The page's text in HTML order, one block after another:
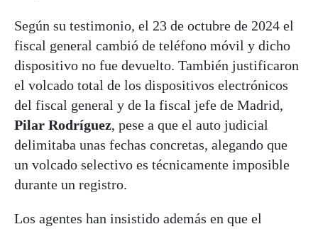
Según su testimonio, el 23 de octubre de 2024 el
fiscal general cambió de teléfono móvil y dicho
dispositivo no fue devuelto. También justificaron
el volcado total de los dispositivos electrónicos
del fiscal general y de la fiscal jefe de Madrid,
Pilar Rodríguez, pese a que el auto judicial
delimitaba unas fechas concretas, alegando que
un volcado selectivo es técnicamente imposible
durante un registro.
Los agentes han insistido además en que el